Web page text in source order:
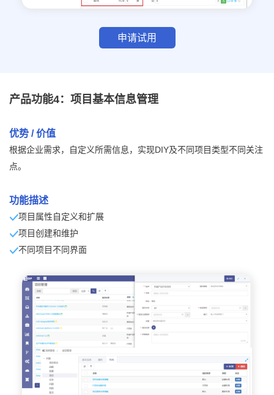
申请试用
产品功能4：项目基本信息管理
优势 / 价值
根据企业需求，自定义所需信息，实现DIY及不同项目类型不同关注
点。
功能描述
项目属性自定义和扩展
项目创建和维护
不同项目不同界面